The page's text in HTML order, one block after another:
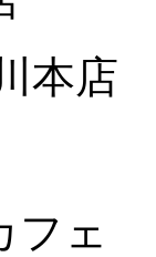
本店
フェ